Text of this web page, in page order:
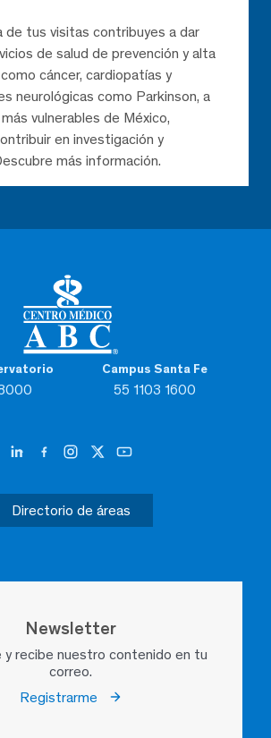
Campus Santa Fe
55 1103 1600
Directorio de áreas
Newsletter
recibe nuestro contenido en tu
correo.
Registrarme
de tus visitas contribuyes a dar
de salud de prevención y alta
cáncer, cardiopatías y
neurológicas como Parkinson, a
vulnerables de México,
en investigación y
más información.